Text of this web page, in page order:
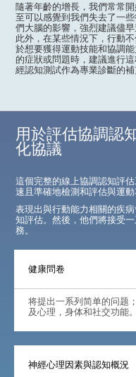
隨著年齡的增長，我們常常
至可以感覺到我們失去了一
們大腦的影響，強烈建議儘
此外，在某些情況下，行動
於想要獲得運動技能和協調
的症狀或問題時，建議進行
經認知測試作為專業診斷的
用於評估協調認
化協議
這個完整的線上協調認知評
速且準確地檢測和評估與運
表現出與行動能力相關的疾
知評估。然後，他們將接受
務。
健康問卷
将提出一系列简单的问题
及心理，身体和社交功能。
神經心理因素與認知概況